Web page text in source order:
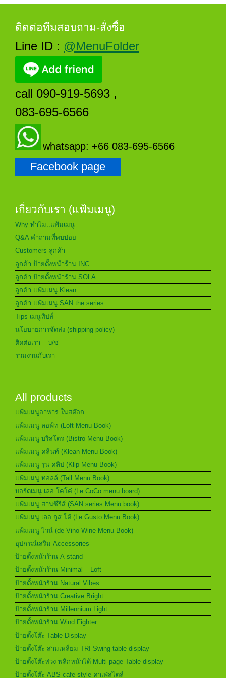
ติดต่อทีมสอบถาม-สั่งซื้อ
Line ID : @MenuFolder
call 090-919-5693 ,
083-695-6566
whatsapp: +66 083-695-6566
Facebook page
เกี่ยวกับเรา (แฟ้มเมนู)
Why ทำไม..แฟ้มเมนู
Q&A คำถามที่พบบ่อย
Customers ลูกค้า
ลูกค้า ป้ายตั้งหน้าร้าน INC
ลูกค้า ป้ายตั้งหน้าร้าน SOLA
ลูกค้า แฟ้มเมนู Klean
ลูกค้า แฟ้มเมนู SAN the series
Tips เมนูทิปส์
นโยบายการจัดส่ง (shipping policy)
ติดต่อเรา – บ/ช
ร่วมงานกับเรา
All products
แฟ้มเมนูอาหาร ในสต๊อก
แฟ้มเมนู ลอฟ์ท (Loft Menu Book)
แฟ้มเมนู บริสโตร (Bistro Menu Book)
แฟ้มเมนู คลีนท์ (Klean Menu Book)
แฟ้มเมนู รุ่น คลิป (Klip Menu Book)
แฟ้มเมนู ทอลล์ (Tall Menu Book)
บอร์ดเมนู เลอ โคโค่ (Le CoCo menu board)
แฟ้มเมนู สานซีรีส์ (SAN series Menu book)
แฟ้มเมนู เลอ กูส โต้ (Le Gusto Menu Book)
แฟ้มเมนู ไวน์ (de Vino Wine Menu Book)
อุปกรณ์เสริม Accessories
ป้ายตั้งหน้าร้าน A-stand
ป้ายตั้งหน้าร้าน Minimal – Loft
ป้ายตั้งหน้าร้าน Natural Vibes
ป้ายตั้งหน้าร้าน Creative Bright
ป้ายตั้งหน้าร้าน Millennium Light
ป้ายตั้งหน้าร้าน Wind Fighter
ป้ายตั้งโต๊ะ Table Display
ป้ายตั้งโต๊ะ สามเหลี่ยม TRI Swing table display
ป้ายตั้งโต๊ะห่วง พลิกหน้าได้ Multi-page Table display
ป้ายตั้งโต๊ะ ABS cafe style คาเฟ่สไตล์